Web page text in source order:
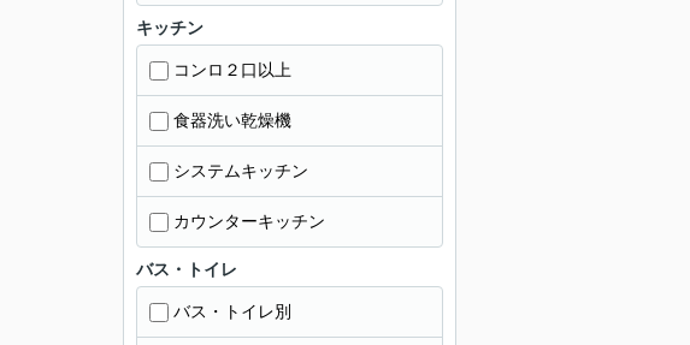
キッチン
コンロ２口以上
食器洗い乾燥機
システムキッチン
カウンターキッチン
バス・トイレ
バス・トイレ別